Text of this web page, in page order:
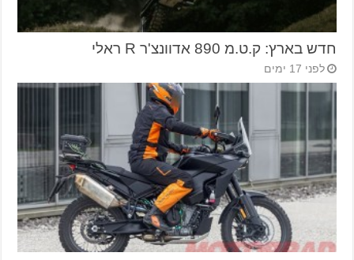
חדש בארץ: ק.ט.מ 890 אדוונצ'ר R ראלי
לפני 17 ימים